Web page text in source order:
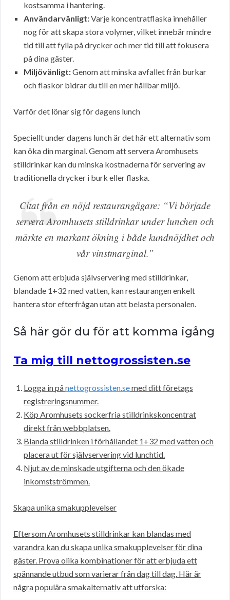
kostsamma i hantering.
Användarvänligt:Varje koncentratflaska innehåller
nog för att skapa stora volymer, vilket innebär mindre
tid till att fylla på drycker och mer tid till att fokusera
på dina gäster.
Miljövänligt:Genom att minska avfallet från burkar
och flaskor bidrar du till en mer hållbar miljö.
Varför det lönar sig för dagens lunch
Speciellt under dagens lunch är det här ett alternativ som
kan öka din marginal. Genom att servera Aromhusets
stilldrinkar kan du minska kostnaderna för servering av
traditionella drycker i burk eller flaska.
Citat från en nöjd restaurangägare: “Vi började
servera Aromhusets stilldrinkar under lunchen och
märkte en markant ökning i både kundnöjdhet och
vår vinstmarginal.”
Genom att erbjuda självservering med stilldrinkar,
blandade 1+32 med vatten, kan restaurangen enkelt
hantera stor efterfrågan utan att belasta personalen.
Så här gör du för att komma igång
Ta mig till nettogrossisten.se
Logga in pånettogrossisten.semed ditt företags
registreringsnummer.
Köp Aromhusets sockerfria stilldrinkskoncentrat
direkt från webbplatsen.
Blanda stilldrinken i förhållandet 1+32 med vatten och
placera ut för självservering vid lunchtid.
Njut av de minskade utgifterna och den ökade
inkomstströmmen.
Skapa unika smakupplevelser
Eftersom Aromhusets stilldrinkar kan blandas med
varandra kan du skapa unika smakupplevelser för dina
gäster. Prova olika kombinationer för att erbjuda ett
spännande utbud som varierar från dag till dag. Här är
några populära smakalternativ att utforska: